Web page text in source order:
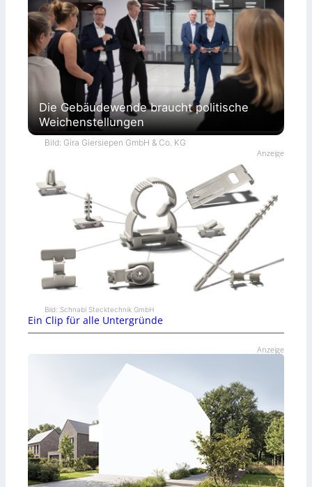
Die Gebäudewende braucht politische
Weichenstellungen
Bild: Gira Giersiepen GmbH & Co. KG
Anzeige
Bild: Schnabl Stecktechnik GmbH
Ein Clip für alle Untergründe
Anzeige